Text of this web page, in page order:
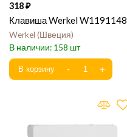
318
Клавиша Werkel W1191148
Werkel Швеция
158